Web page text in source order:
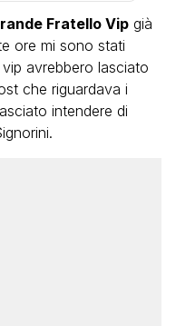
Fratello Vip già
ore mi sono stati
avrebbero lasciato
che riguardava i
intendere di